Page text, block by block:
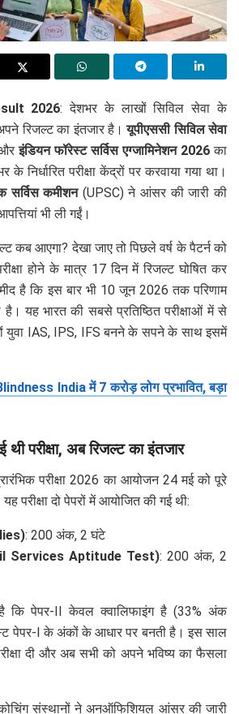
2026: देशभर के लाखों सिविल सेवा के
रिजल्ट का इंतजार है।यूपीएससी सिविल सेवा
इंडियन फॉरेस्ट सर्विस एग्जामिनेशन 2026 का
निर्धारित परीक्षा केंद्रों पर करवाया गया था।
सर्विस कमीशन(UPSC) ने आंसर की जारी की
भी ली गईं।
कब आएगा? देखा जाए तो पिछले वर्ष के पैटर्न को
होने के मात्र 17 दिन में रिजल्ट घोषित कर
है कि इस बार भी 10 जून 2026 तक परिणाम
यह भारत की सबसे प्रतिष्ठित परीक्षाओं में से
युवा IAS, IPS, IFS बनने के सपने के साथ इसमें
India में 7 करोड़ लोग प्रभावित, बड़ा
परीक्षा, अब रिजल्ट का इंतजार
परीक्षा 2026 का आयोजन 24 मई को पूरे
परीक्षा दो पेपरों में आयोजित की गई थी:
: 200 अंक, 2 घंटे
Services Aptitude Test): 200 अंक, 2
कि पेपर-II केवल क्वालिफाइंग है (33% अंक
पेपर-I के अंकों के आधार पर बनती है। इस साल
दी और अब सभी को अपने भविष्य का फैसला
कोचिंग संस्थानों ने अनऑफिशियल आंसर की जारी